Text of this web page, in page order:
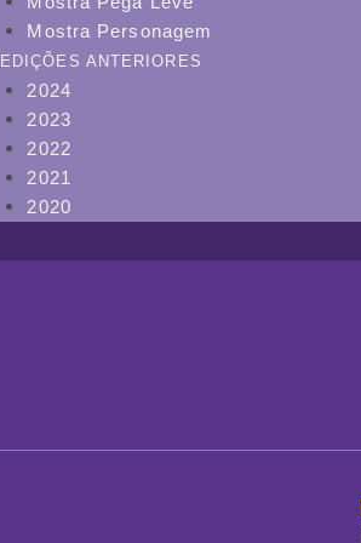
Mostra Personagem
EDIÇÕES ANTERIORES
2024
2023
2022
2021
2020